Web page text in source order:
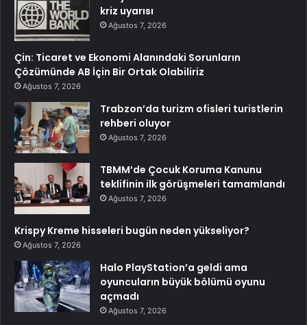
kriz uyarısı
Ağustos 7, 2026
Çin: Ticaret ve Ekonomi Alanındaki Sorunların
Çözümünde AB İçin Bir Ortak Olabiliriz
Ağustos 7, 2026
Trabzon’da turizm ofisleri turistlerin
rehberi oluyor
Ağustos 7, 2026
TBMM’de Çocuk Koruma Kanunu
teklifinin ilk görüşmeleri tamamlandı
Ağustos 7, 2026
Krispy Kreme hisseleri bugün neden yükseliyor?
Ağustos 7, 2026
Halo PlayStation’a geldi ama
oyuncuların büyük bölümü oyunu
açmadı
Ağustos 7, 2026